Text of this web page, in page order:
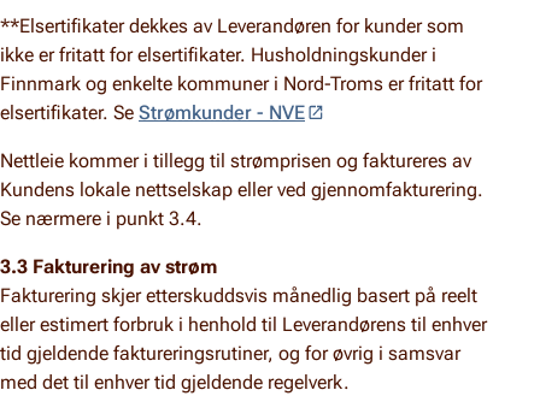
**Elsertifikater dekkes av Leverandøren for kunder som
ikke er fritatt for elsertifikater. Husholdningskunder i
Finnmark og enkelte kommuner i Nord-Troms er fritatt for
elsertifikater. Se Strømkunder - NVE
Nettleie kommer i tillegg til strømprisen og faktureres av
Kundens lokale nettselskap eller ved gjennomfakturering.
Se nærmere i punkt 3.4.
3.3 Fakturering av strøm
Fakturering skjer etterskuddsvis månedlig basert på reelt
eller estimert forbruk i henhold til Leverandørens til enhver
tid gjeldende faktureringsrutiner, og for øvrig i samsvar
med det til enhver tid gjeldende regelverk.